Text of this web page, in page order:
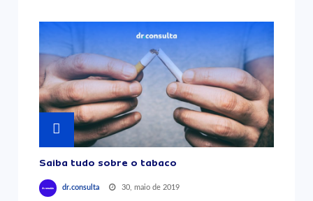
Saiba tudo sobre o tabaco
dr.consulta 30, maio de 2019